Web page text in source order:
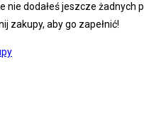
nie dodałeś jeszcze żadnych
zakupy, aby go zapełnić!